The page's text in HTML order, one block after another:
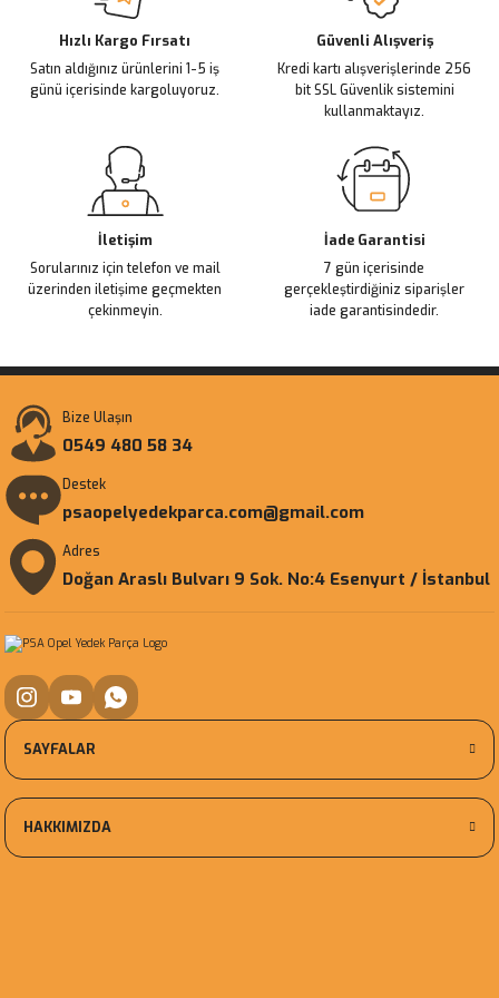
Ürün bilgilerinde hatalar bulunuyor.
Ürün fiyatı diğer sitelerden daha pahalı.
Bu ürüne benzer farklı alternatifler olmalı.
Hızlı Kargo Fırsatı
Satın aldığınız ürünlerini 1-5 iş
günü içerisinde kargoluyoruz.
Güvenli Alışveriş
Kredi kartı alışverişlerinde 256
bit SSL Güvenlik sistemini
kullanmaktayız.
İletişim
Sorularınız için telefon ve mail
üzerinden iletişime geçmekten
çekinmeyin.
İade Garantisi
7 gün içerisinde
gerçekleştirdiğiniz siparişler
iade garantisindedir.
Bize Ulaşın
0549 480 58 34
Destek
psaopelyedekparca.com@gmail.com
Adres
Doğan Araslı Bulvarı 9 Sok. No:4 Esenyurt / İstanbul
SAYFALAR
HAKKIMIZDA